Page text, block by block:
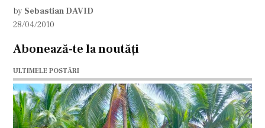
by Sebastian DAVID
28/04/2010
Abonează-te la noutăți
ULTIMELE POSTĂRI